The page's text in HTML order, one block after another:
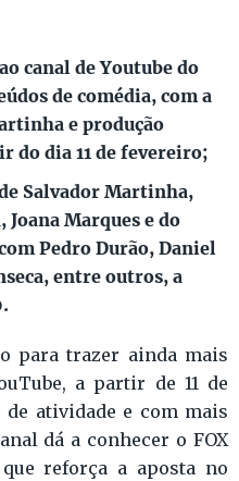
canal de Youtube do
de comédia, com a
e produção
do dia 11 de fevereiro;
Salvador Martinha,
Marques e do
Pedro Durão, Daniel
entre outros, a
para trazer ainda mais
a partir de 11 de
atividade e com mais
dá a conhecer o FOX
reforça a aposta no